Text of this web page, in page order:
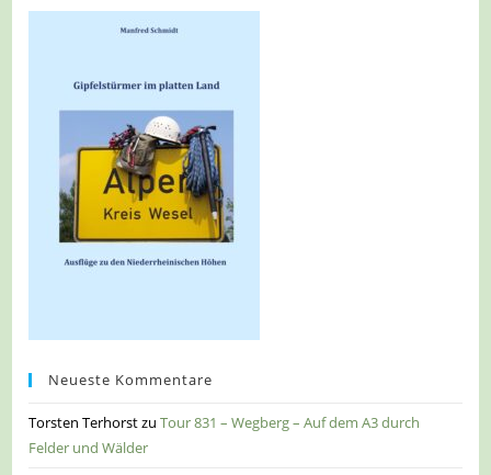
Neueste Kommentare
Torsten TerhorstzuTour 831 – Wegberg – Auf dem A3 durch
Felder und Wälder